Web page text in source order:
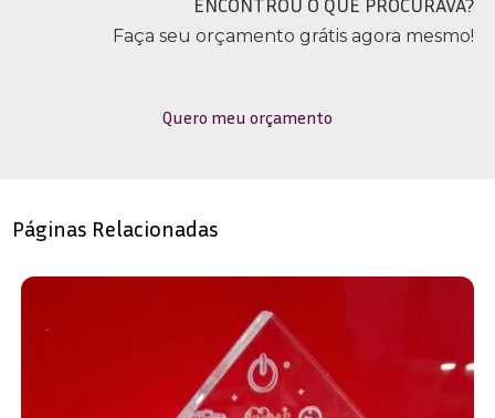
Faça seu orçamento grátis agora mesmo!
Quero meu orçamento
Páginas Relacionadas